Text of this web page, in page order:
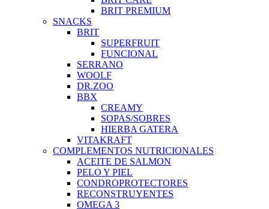
BRIT PREMIUM
SNACKS
BRIT
SUPERFRUIT
FUNCIONAL
SERRANO
WOOLF
DR.ZOO
BBX
CREAMY
SOPAS/SOBRES
HIERBA GATERA
VITAKRAFT
COMPLEMENTOS NUTRICIONALES
ACEITE DE SALMON
PELO Y PIEL
CONDROPROTECTORES
RECONSTRUYENTES
OMEGA 3